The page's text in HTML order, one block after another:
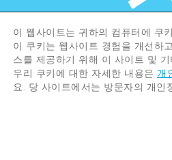
©Hiroshima
Hiroshima Prefecture /
All rights
이 웹사이트는 귀하의 컴퓨터에 쿠
이 쿠키는 웹사이트 경험을 개선하
스를 제공하기 위해 이 사이트 및
우리 쿠키에 대한 자세한 내용은개
요. 당 사이트에서는 방문자의 개인